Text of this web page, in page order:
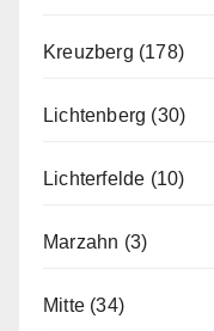
Kreuzberg (178)
Lichtenberg (30)
Lichterfelde (10)
Marzahn (3)
Mitte (34)